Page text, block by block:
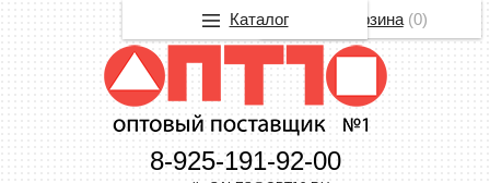
8-925-191-92-00
Корзина(0)
Каталог